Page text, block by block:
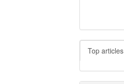
Top articles